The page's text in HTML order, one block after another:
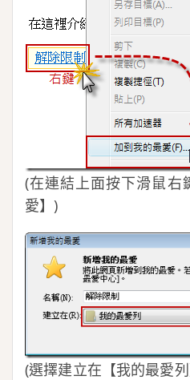
(在連結上面按下滑鼠右
愛】)
(選擇建立在【我的最愛